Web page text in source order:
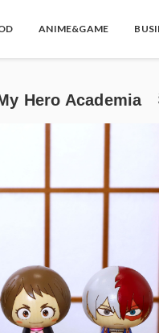
ANIME&GAME
Hero Academia